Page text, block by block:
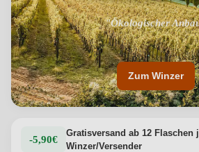
"Ökologischer
"Anbaumethoden, die die
verlängern"
Zum Winzer
-5,90€
Gratisversand ab 12 Flaschen
Winzer/Versender